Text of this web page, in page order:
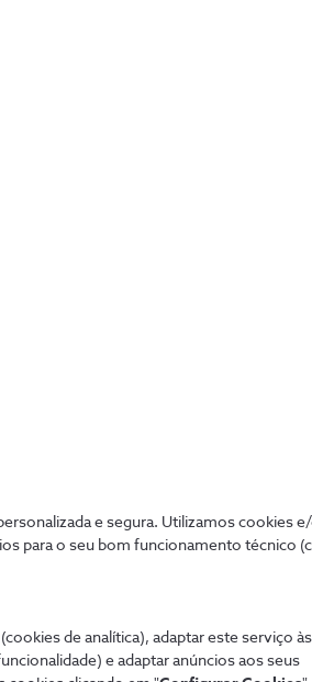
e segura. Utilizamos cookies
para o seu bom funcionamento técnico
de analítica), adaptar este serviço
e adaptar anúncios aos seus
o sistema de rega
cidade ou empresa,